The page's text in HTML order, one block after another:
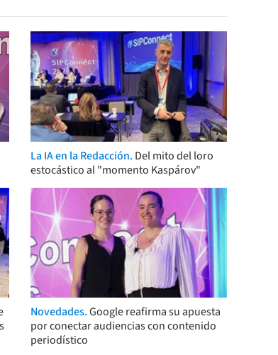
La IA en la Redacción. Del mito del loro
estocástico al "momento Kaspárov"
Novedades.Google reafirma su apuesta
por conectar audiencias con contenido
periodístico